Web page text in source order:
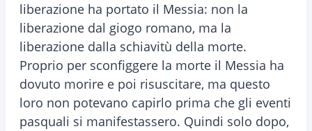
liberazione ha portato il Messia: non la
liberazione dal giogo romano, ma la
liberazione dalla schiavitù della morte.
Proprio per sconfiggere la morte il Messia ha
dovuto morire e poi risuscitare, ma questo
loro non potevano capirlo prima che gli eventi
pasquali si manifestassero. Quindi solo dopo,